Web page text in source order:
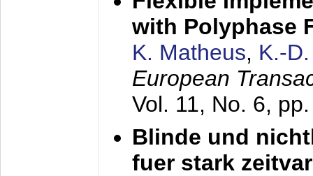
with Polyphase
K. Matheus, K.-
European
Vol. 11, No. 6,
Blinde und
fuer stark